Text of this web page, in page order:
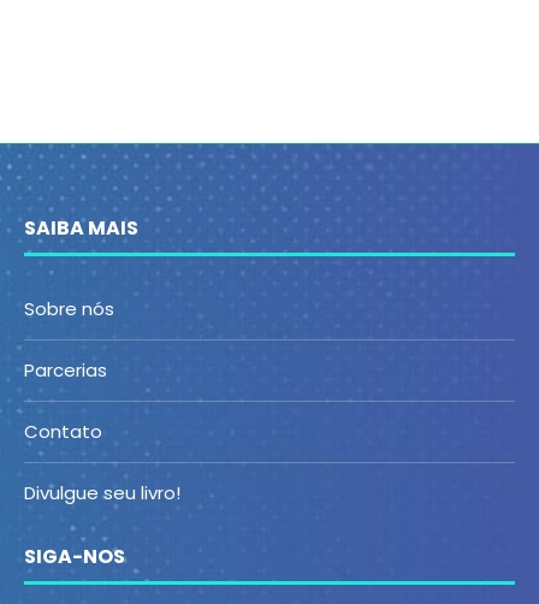
SAIBA MAIS
Sobre nós
Parcerias
Contato
Divulgue seu livro!
SIGA-NOS